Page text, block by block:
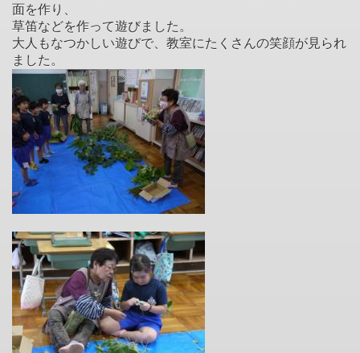
面を作り、
草笛などを作って遊びました。
大人もなつかしい遊びで、教室にたくさんの笑顔が見られ
ました。